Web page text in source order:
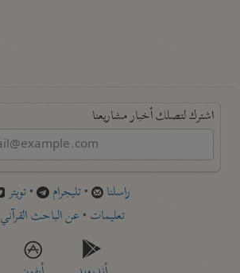
اشترك لتصلك أخبار مشاريعنا
راسلنا •تليجرام •تويتر
تعليمات •عن الباحث القرآني